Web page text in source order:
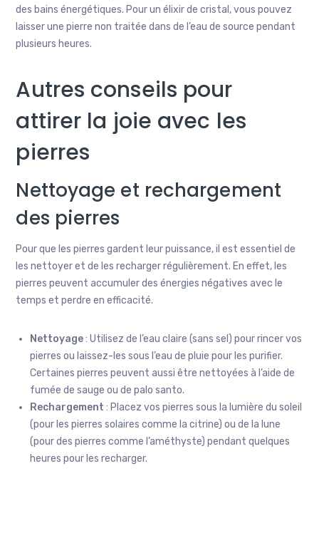
des bains énergétiques. Pour un élixir de cristal, vous pouvez
laisser une pierre non traitée dans de l’eau de source pendant
plusieurs heures.
Autres conseils pour
attirer la joie avec les
pierres
Nettoyage et rechargement
des pierres
Pour que les pierres gardent leur puissance, il est essentiel de
les nettoyer et de les recharger régulièrement. En effet, les
pierres peuvent accumuler des énergies négatives avec le
temps et perdre en efficacité.
Nettoyage: Utilisez de l’eau claire (sans sel) pour rincer vos
pierres ou laissez-les sous l’eau de pluie pour les purifier.
Certaines pierres peuvent aussi être nettoyées à l’aide de
fumée de sauge ou de palo santo.
Rechargement : Placez vos pierres sous la lumière du soleil
(pour les pierres solaires comme la citrine) ou de la lune
(pour des pierres comme l’améthyste) pendant quelques
heures pour les recharger.